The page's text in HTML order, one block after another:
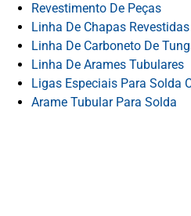
Revestimento De Peças
Linha De Chapas
Linha De Carboneto De
Linha De Arames Tubulares
Ligas Especiais Para Solda
Arame Tubular Para Solda